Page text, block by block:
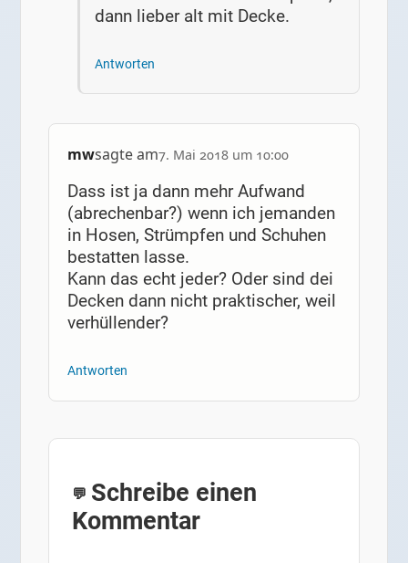
dann lieber alt mit Decke.
Antworten
mwsagte am7. Mai 2018 um 10:00
Dass ist ja dann mehr Aufwand
(abrechenbar?) wenn ich jemanden
in Hosen, Strümpfen und Schuhen
bestatten lasse.
Kann das echt jeder? Oder sind dei
Decken dann nicht praktischer, weil
verhüllender?
Antworten
Schreibe einen
Kommentar